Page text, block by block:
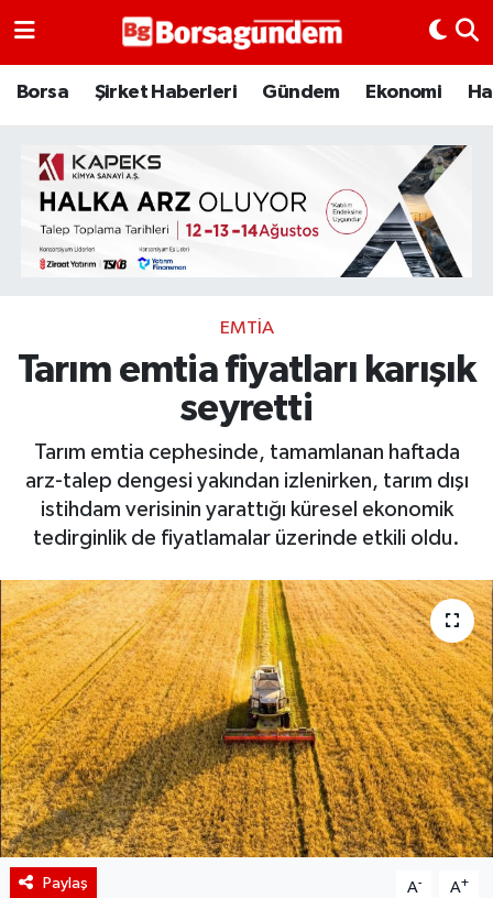
Borsa Şirket Haberleri Gündem Ekonomi
EMTIA
Tarım emtia fiyatları karışık
seyretti
Tarım emtia cephesinde, tamamlanan haftada
arz-talep dengesi yakından izlenirken, tarım dışı
istihdam verisinin yarattığı küresel ekonomik
tedirginlik de fiyatlamalar üzerinde etkili oldu.
Paylaş A- A+
Borsa
Emtia
Galeri
Bitcoin
Şirket Haberleri
Borsa Gundem
BIST 100 Isı Haritası
Coin Isı Haritası
Ekonomik Takvim
Kiripto Para Piyasası
Gizlilik Sözleşmesi
Hakkımızda
İletişim